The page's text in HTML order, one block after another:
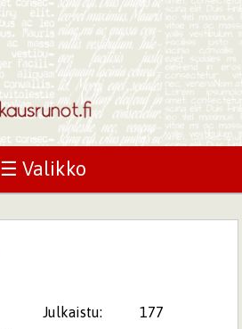
☰ Valikko
Julkaistu:
177